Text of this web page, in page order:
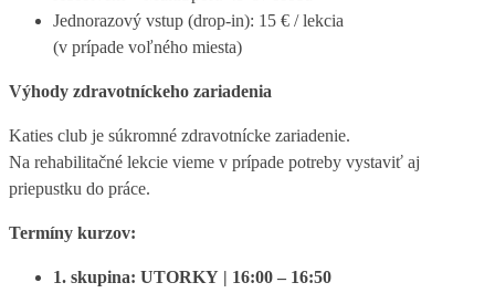
Jednorazový vstup (drop-in): 15 € / lekcia
(v prípade voľného miesta)
Výhody zdravotníckeho zariadenia
Katies club je súkromné zdravotnícke zariadenie.
Na rehabilitačné lekcie vieme v prípade potreby vystaviť aj
priepustku do práce.
Termíny kurzov:
1. skupina: UTORKY | 16:00 – 16:50